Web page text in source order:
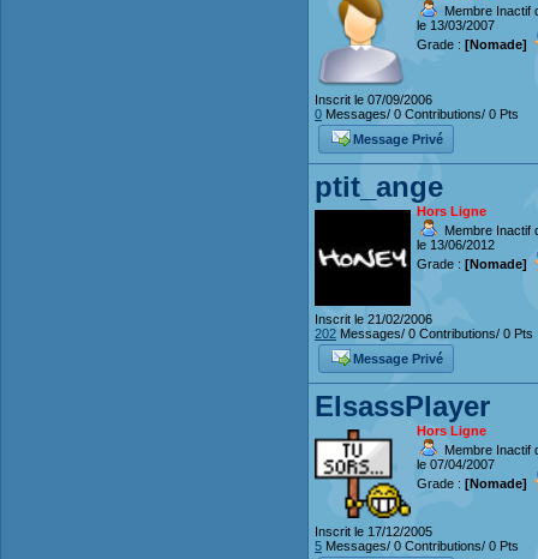
Membre Inactif
le 13/03/2007
Grade : [Nomade]
Inscrit le 07/09/2006
0 Messages/ 0 Contributions/ 0 Pts
Message Privé
ptit_ange
Hors Ligne
Membre Inactif
le 13/06/2012
Grade : [Nomade]
Inscrit le 21/02/2006
202 Messages/ 0 Contributions/ 0 Pts
Message Privé
ElsassPlayer
Hors Ligne
Membre Inactif
le 07/04/2007
Grade : [Nomade]
Inscrit le 17/12/2005
5 Messages/ 0 Contributions/ 0 Pts